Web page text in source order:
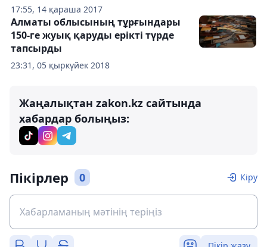
17:55, 14 қараша 2017
23:31, 05 қыркүйек 2018
Алматы облысының тұрғындары
150-ге жуық қаруды ерікті түрде
тапсырды
Жаңалықтан zakon.kz сайтында
хабардар болыңыз:
Пікірлер 0 Кіру